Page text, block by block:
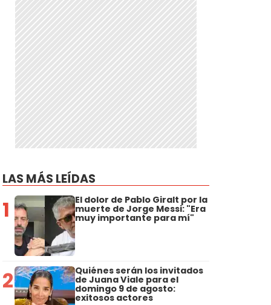
LAS MÁS LEÍDAS
1 El dolor de Pablo Giralt por la
muerte de Jorge Messi: "Era
muy importante para mí"
2 Quiénes serán los invitados
de Juana Viale para el
domingo 9 de agosto:
exitosos actores